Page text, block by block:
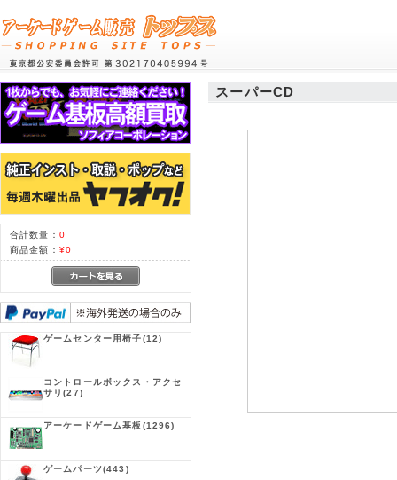
合計数量： 0
商品金額： ¥0
ゲームセンター用椅子(12)
コントロールボックス・アクセ
サリ(27)
アーケードゲーム基板 (1296)
ゲームパーツ(443)
スーパーCD